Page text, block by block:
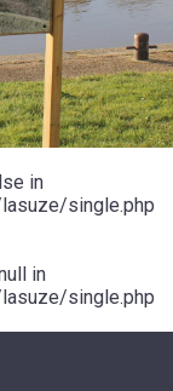
in
single.php
in
single.php